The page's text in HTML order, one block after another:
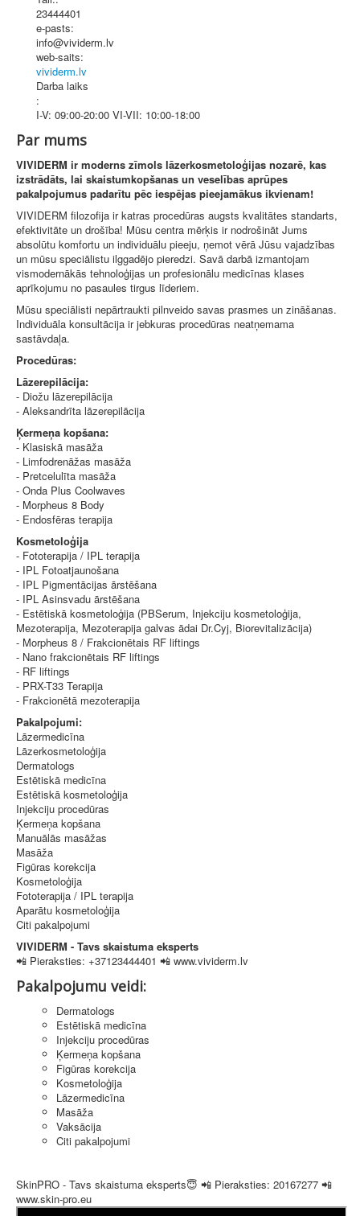
23444401
e-pasts:
info@vividerm.lv
web-saits:
vividerm.lv
Darba laiks
:
I-V: 09:00-20:00 VI-VII: 10:00-18:00
Par mums
VIVIDERM ir moderns zīmols lāzerkosmetoloģijas nozarē, kas
izstrādāts, lai skaistumkopšanas un veselības aprūpes
pakalpojumus padarītu pēc iespējas pieejamākus ikvienam!
VIVIDERM filozofija ir katras procedūras augsts kvalitātes standarts,
efektivitāte un drošība! Mūsu centra mērķis ir nodrošināt Jums
absolūtu komfortu un individuālu pieeju, ņemot vērā Jūsu vajadzības
un mūsu speciālistu ilggadējo pieredzi. Savā darbā izmantojam
vismodernākās tehnoloģijas un profesionālu medicīnas klases
aprīkojumu no pasaules tirgus līderiem.
Mūsu speciālisti nepārtraukti pilnveido savas prasmes un zināšanas.
Individuāla konsultācija ir jebkuras procedūras neatņemama
sastāvdaļa.
Procedūras:
Lāzerepilācija:
⁃ Diožu lāzerepilācija
⁃ Aleksandrīta lāzerepilācija
Ķermeņa kopšana:
⁃ Klasiskā masāža
⁃ Limfodrenāžas masāža
⁃ Pretcelulīta masāža
⁃ Onda Plus Coolwaves
⁃ Morpheus 8 Body
⁃ Endosfēras terapija
Kosmetoloģija
⁃ Fototerapija / IPL terapija
⁃ IPL Fotoatjaunošana
⁃ IPL Pigmentācijas ārstēšana
⁃ IPL Asinsvadu ārstēšana
⁃ Estētiskā kosmetoloģija (PBSerum, Injekciju kosmetoloģija,
Mezoterapija, Mezoterapija galvas ādai Dr.Cyj, Biorevitalizācija)
⁃ Morpheus 8 / Frakcionētais RF liftings
⁃ Nano frakcionētais RF liftings
⁃ RF liftings
⁃ PRX-T33 Terapija
⁃ Frakcionētā mezoterapija
Pakalpojumi:
Lāzermedicīna
Lāzerkosmetoloģija
Dermatologs
Estētiskā medicīna
Estētiskā kosmetoloģija
Injekciju procedūras
Ķermeņa kopšana
Manuālās masāžas
Masāža
Figūras korekcija
Kosmetoloģija
Fototerapija / IPL terapija
Aparātu kosmetoloģija
Citi pakalpojumi
VIVIDERM - Tavs skaistuma eksperts
📲 Pieraksties: +37123444401 📲 www.vividerm.lv
Pakalpojumu veidi:
Dermatologs
Estētiskā medicīna
Injekciju procedūras
Ķermeņa kopšana
Figūras korekcija
Kosmetoloģija
Lāzermedicīna
Masāža
Vaksācija
Citi pakalpojumi
SkinPRO - Tavs skaistuma eksperts😇 📲 Pieraksties: 20167277 📲
www.skin-pro.eu